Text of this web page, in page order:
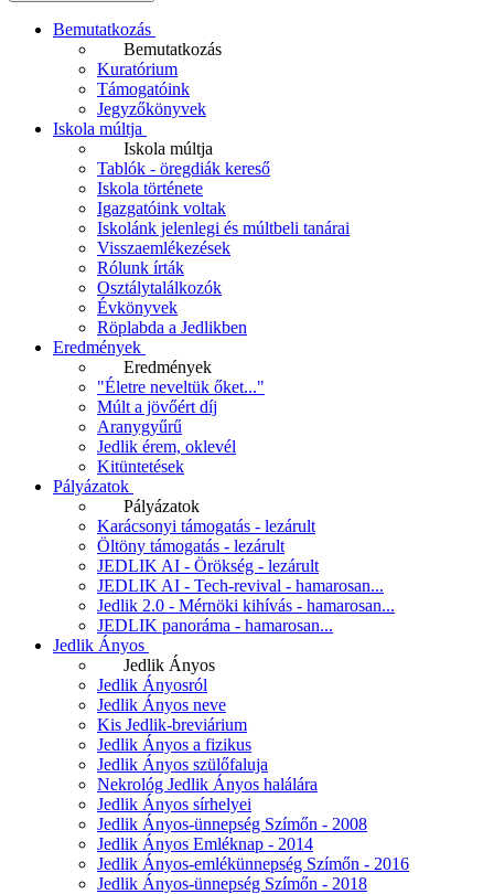
Bemutatkozás
Bemutatkozás
Kuratórium
Támogatóink
Jegyzőkönyvek
Iskola múltja
Iskola múltja
Tablók - öregdiák kereső
Iskola története
Igazgatóink voltak
Iskolánk jelenlegi és múltbeli tanárai
Visszaemlékezések
Rólunk írták
Osztálytalálkozók
Évkönyvek
Röplabda a Jedlikben
Eredmények
Eredmények
"Életre neveltük őket..."
Múlt a jövőért díj
Aranygyűrű
Jedlik érem, oklevél
Kitüntetések
Pályázatok
Pályázatok
Karácsonyi támogatás - lezárult
Öltöny támogatás - lezárult
JEDLIK AI - Örökség - lezárult
JEDLIK AI - Tech-revival - hamarosan...
Jedlik 2.0 - Mérnöki kihívás - hamarosan...
JEDLIK panoráma - hamarosan...
Jedlik Ányos
Jedlik Ányos
Jedlik Ányosról
Jedlik Ányos neve
Kis Jedlik-breviárium
Jedlik Ányos a fizikus
Jedlik Ányos szülőfaluja
Nekrológ Jedlik Ányos halálára
Jedlik Ányos sírhelyei
Jedlik Ányos-ünnepség Szímőn - 2008
Jedlik Ányos Emléknap - 2014
Jedlik Ányos-emlékünnepség Szímőn - 2016
Jedlik Ányos-ünnepség Szímőn - 2018